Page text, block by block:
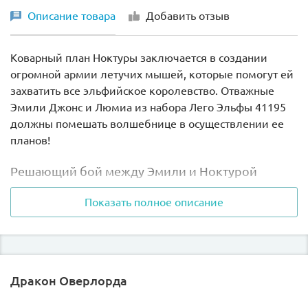
Описание товара Добавить отзыв
Коварный план Ноктуры заключается в создании
огромной армии летучих мышей, которые помогут ей
захватить все эльфийское королевство. Отважные
Эмили Джонс и Люмиа из набора Лего Эльфы 41195
должны помешать волшебнице в осуществлении ее
планов!
Решающий бой между Эмили и Ноктурой
Узнав что в мистической лаборатории Ноктуры
производятся бесчисленные полчища летучих
мышей, Эмили и Люмиа, которая превратилась в
волка, стремятся помешать злой ведьме. Смогут ли
и разрушить ее коварные планы?
Показать полное описание
Дракон Оверлорда